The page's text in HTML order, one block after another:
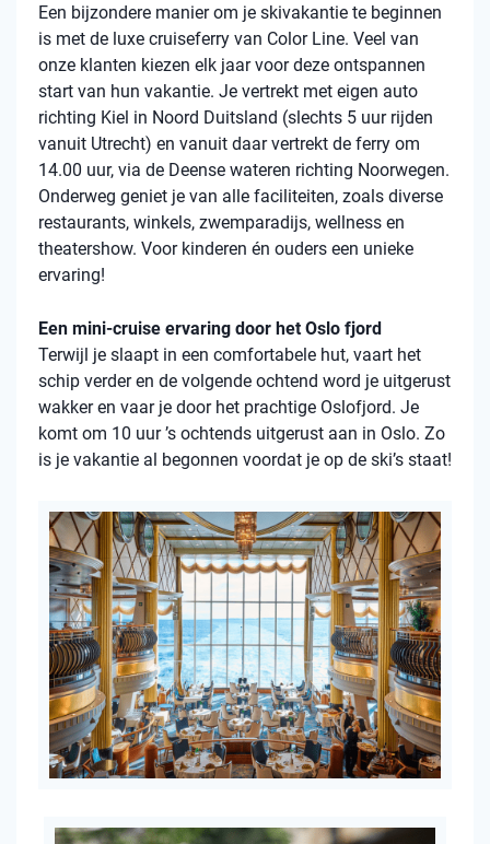
Een bijzondere manier om je skivakantie te beginnen
is met de luxe cruiseferry van Color Line. Veel van
onze klanten kiezen elk jaar voor deze ontspannen
start van hun vakantie. Je vertrekt met eigen auto
richting Kiel in Noord Duitsland (slechts 5 uur rijden
vanuit Utrecht) en vanuit daar vertrekt de ferry om
14.00 uur, via de Deense wateren richting Noorwegen.
Onderweg geniet je van alle faciliteiten, zoals diverse
restaurants, winkels, zwemparadijs, wellness en
theatershow. Voor kinderen én ouders een unieke
ervaring!
Een mini-cruise ervaring door het Oslo fjord
Terwijl je slaapt in een comfortabele hut, vaart het
schip verder en de volgende ochtend word je uitgerust
wakker en vaar je door het prachtige Oslofjord. Je
komt om 10 uur ’s ochtends uitgerust aan in Oslo. Zo
is je vakantie al begonnen voordat je op de ski’s staat!